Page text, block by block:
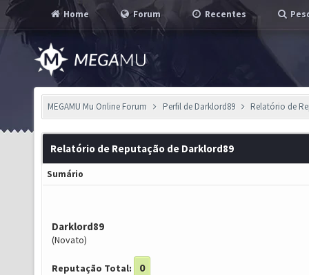
Home Forum Recentes
MEGAMU Mu Online Forum Perfil de Darklord89 Relatório de
Relatório de Reputação de Darklord89
Sumário
Darklord89
(Novato)
Reputação Total: 0